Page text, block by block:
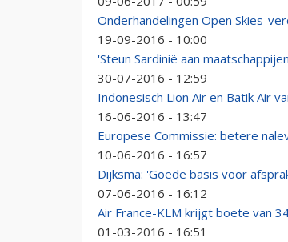
Onderhandelingen Open Skies-
19-09-2016 - 10:00
'Steun Sardinië aan
30-07-2016 - 12:59
Indonesisch Lion Air en Batik Air
16-06-2016 - 13:47
Europese Commissie: betere
10-06-2016 - 16:57
Dijksma: 'Goede basis voor
07-06-2016 - 16:12
Air France-KLM krijgt boete van
01-03-2016 - 16:51